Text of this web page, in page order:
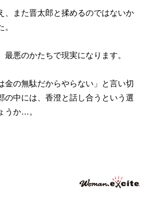
、また晋太郎と揉めるのではないか
最悪のかたちで現実になります。
金の無駄だからやらない」と言い切
の中には、香澄と話し合うという選
うか…。